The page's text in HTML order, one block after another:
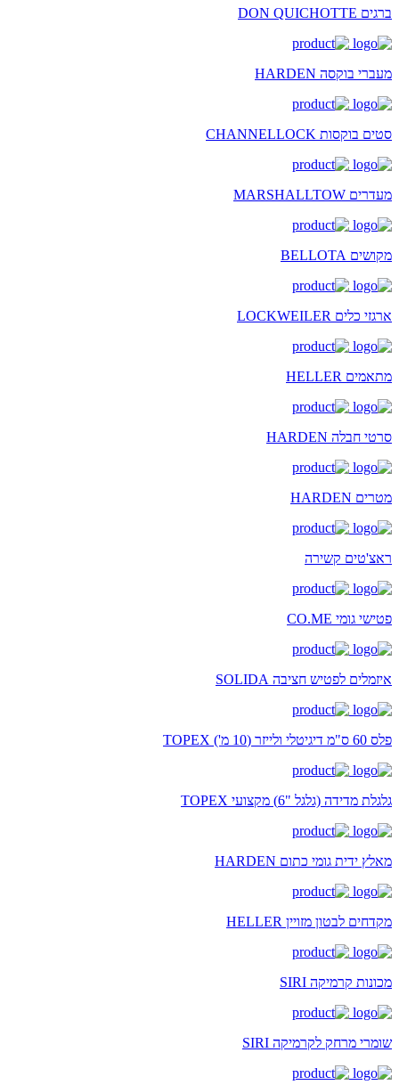
ברגים DON QUICHOTTE
מעברי בוקסה HARDEN
סטים בוקסות CHANNELLOCK
מעדרים MARSHALLTOW
מקושים BELLOTA
ארגזי כלים LOCKWEILER
מתאמים HELLER
סרטי חבלה HARDEN
מטרים HARDEN
ראצ'טים קשירה
פטישי גומי CO.ME
איזמלים לפטיש חציבה SOLIDA
פלס 60 ס"מ דיגיטלי ולייזר (10 מ') TOPEX
גלגלת מדידה (גלגל "6) מקצועי TOPEX
מאלץ ידית גומי כתום HARDEN
מקדחים לבטון מזויין HELLER
מכונות קרמיקה SIRI
שומרי מרחק לקרמיקה SIRI